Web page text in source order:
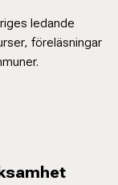
ledande
föreläsningar